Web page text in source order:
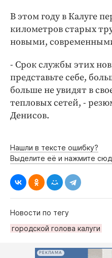
В этом году в Калуге
километров старых
новыми,
- Срок службы этих
представьте себе,
больше не увидят в
тепловых сетей, -
Денисов.
Нашли в тексте ошибку?
Выделите её и нажмите
Новости по тегу
городской голова калуги
РЕКЛАМА